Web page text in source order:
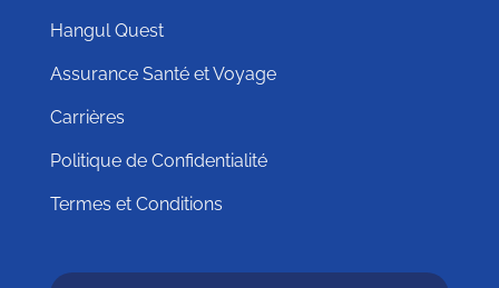
Hangul Quest
Assurance Santé et Voyage
Carrières
Politique de Confidentialité
Termes et Conditions